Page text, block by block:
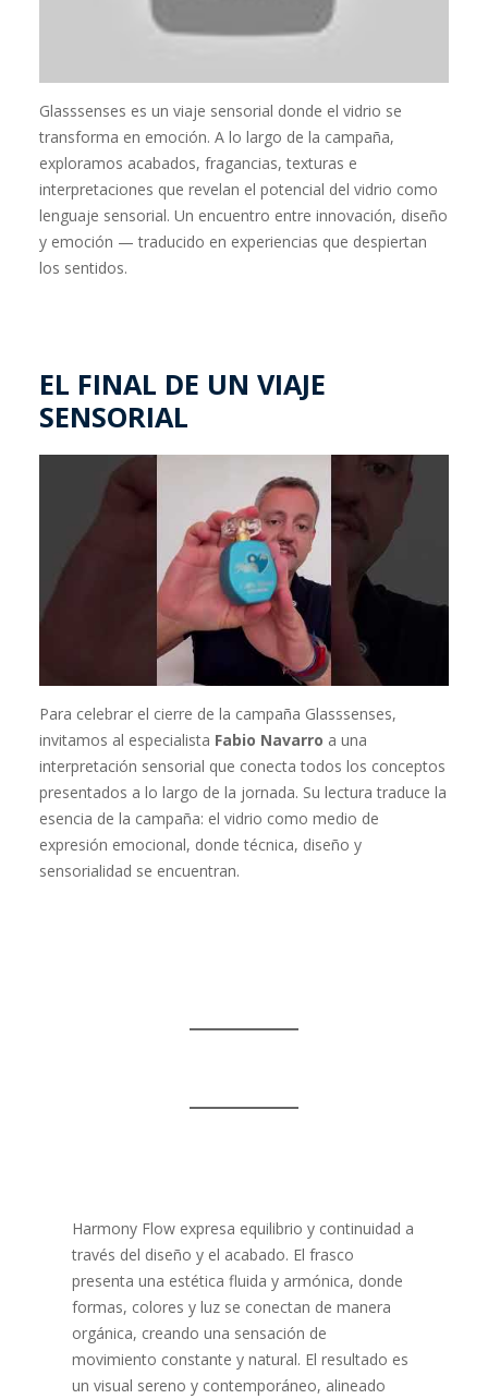
Glasssenses es un viaje sensorial donde el vidrio se
transforma en emoción. A lo largo de la campaña,
exploramos acabados, fragancias, texturas e
interpretaciones que revelan el potencial del vidrio como
lenguaje sensorial. Un encuentro entre innovación, diseño
y emoción — traducido en experiencias que despiertan
los sentidos.
EL FINAL DE UN VIAJE
SENSORIAL
Para celebrar el cierre de la campaña Glasssenses,
invitamos al especialista Fabio Navarro a una
interpretación sensorial que conecta todos los conceptos
presentados a lo largo de la jornada. Su lectura traduce la
esencia de la campaña: el vidrio como medio de
expresión emocional, donde técnica, diseño y
sensorialidad se encuentran.
Harmony Flow expresa equilibrio y continuidad a
través del diseño y el acabado. El frasco
presenta una estética fluida y armónica, donde
formas, colores y luz se conectan de manera
orgánica, creando una sensación de
movimiento constante y natural. El resultado es
un visual sereno y contemporáneo, alineado